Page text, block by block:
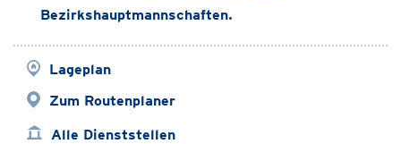
Bezirkshauptmannschaften.
Lageplan
Zum Routenplaner
Alle Dienststellen